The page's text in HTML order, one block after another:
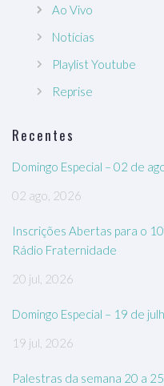
Ao Vivo
Notícias
Playlist Youtube
Reprise
Recentes
Domingo Especial – 02 de
02 ago, 2026
Inscrições Abertas para o
Rádio Fraternidade
20 jul, 2026
Domingo Especial – 19 de
19 jul, 2026
Palestras da semana 20 a